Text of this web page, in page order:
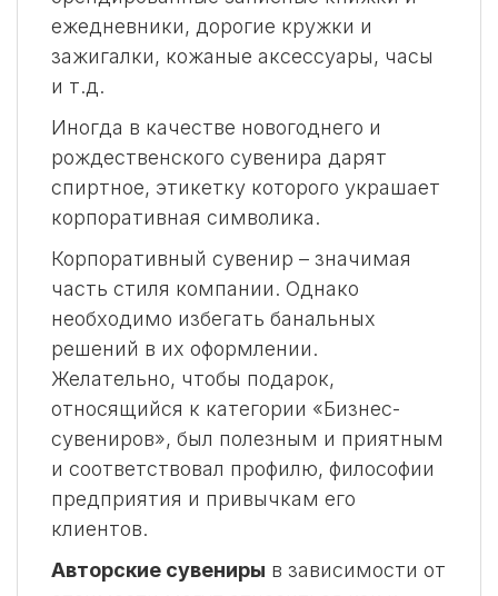
ежедневники, дорогие кружки и
зажигалки, кожаные аксессуары, часы
и т.д.
Иногда в качестве новогоднего и
рождественского сувенира дарят
спиртное, этикетку которого украшает
корпоративная символика.
Корпоративный сувенир – значимая
часть стиля компании. Однако
необходимо избегать банальных
решений в их оформлении.
Желательно, чтобы подарок,
относящийся к категории «Бизнес-
сувениров», был полезным и приятным
и соответствовал профилю, философии
предприятия и привычкам его
клиентов.
Авторские сувениры в зависимости от